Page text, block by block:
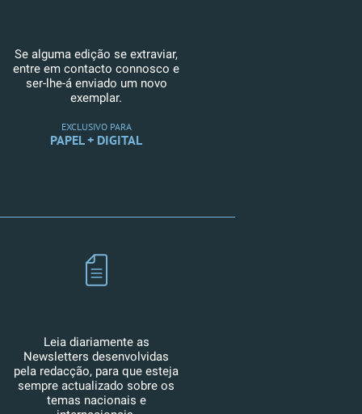
Se alguma edição se extraviar,
entre em contacto connosco e
ser-lhe-á enviado um novo
exemplar.
EXCLUSIVO PARA
PAPEL + DIGITAL
Leia diariamente as
Newsletters desenvolvidas
pela redacção, para que esteja
sempre actualizado sobre os
temas nacionais e